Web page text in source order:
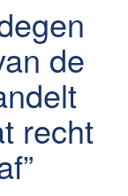
de
recht